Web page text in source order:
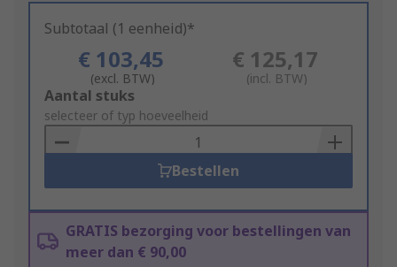
Subtotaal (1 eenheid)*
€ 103,45
(excl. BTW)
€ 125,17
(incl. BTW)
Add
to
Basket
Aantal stuks
selecteer of typ hoeveelheid
Bestellen
GRATIS bezorging voor bestellingen van
meer dan € 90,00